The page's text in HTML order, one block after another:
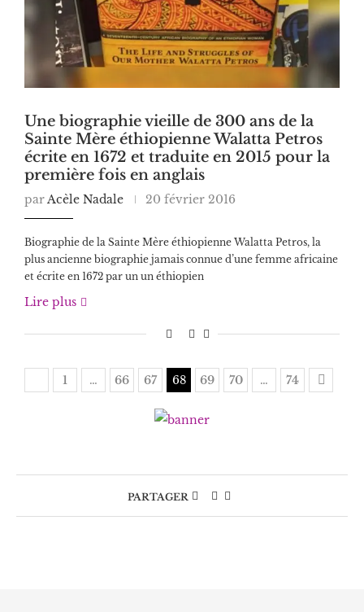
Une biographie vieille de 300 ans de la
Sainte Mère éthiopienne Walatta Petros
écrite en 1672 et traduite en 2015 pour la
première fois en anglais
parAcèle Nadale 20 février 2016
Biographie de la Sainte Mère éthiopienne Walatta Petros, la
plus ancienne biographie jamais connue d’une femme africaine
et écrite en 1672 par un un éthiopien
Lire plus
1 … 66 67 68 69 70 … 74
PARTAGER